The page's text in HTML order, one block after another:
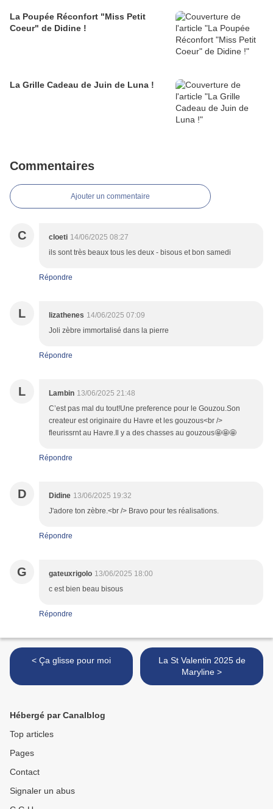
La Poupée Réconfort "Miss Petit
Coeur" de Didine !
La Grille Cadeau de Juin de Luna !
Commentaires
Ajouter un commentaire
C cloeti 14/06/2025 08:27
ils sont très beaux tous les deux - bisous et bon samedi
Répondre
L lizathenes 14/06/2025 07:09
Joli zèbre immortalisé dans la pierre
Répondre
L Lambin 13/06/2025 21:48
C’est pas mal du tout!Une preference pour le Gouzou.Son
createur est originaire du Havre et les gouzous<br />
fleurissrnt au Havre.Il y a des chasses au gouzous🤩🤩🤩
Répondre
D Didine 13/06/2025 19:32
J'adore ton zèbre.<br /> Bravo pour tes réalisations.
Répondre
G gateuxrigolo 13/06/2025 18:00
c est bien beau bisous
Répondre
< Ça glisse pour moi
La St Valentin 2025 de
Maryline >
Hébergé par Canalblog
Top articles
Pages
Contact
Signaler un abus